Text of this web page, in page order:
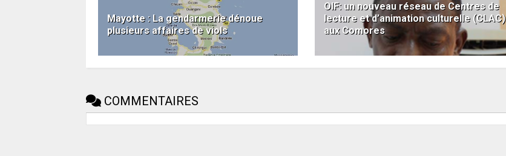
Mayotte : La gendarmerie dénoue
plusieurs affaires de viols
OIF: un nouveau réseau de Centres de
lecture et d’animation culturelle (CLAC)
aux Comores
COMMENTAIRES